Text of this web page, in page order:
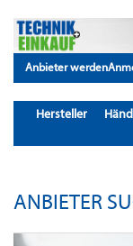
Anbieter werden
Hersteller
ANBIETER